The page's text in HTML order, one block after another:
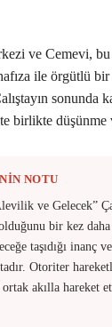
ve Cemevi,
ile örgütlü
sonunda
birlikte düşünme
NOTU
ve Gelecek”
bir kez
taşıdığı
Otoriter
akılla hareket